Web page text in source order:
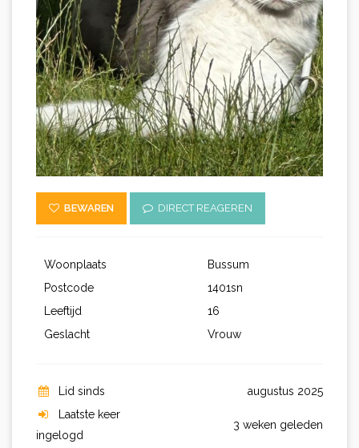
BEWAREN DIRECT REAGEREN
Woonplaats
Bussum
Postcode
1401sn
Leeftijd
16
Geslacht
Vrouw
Lid sinds
augustus 2025
Laatste keer
ingelogd
3 weken geleden